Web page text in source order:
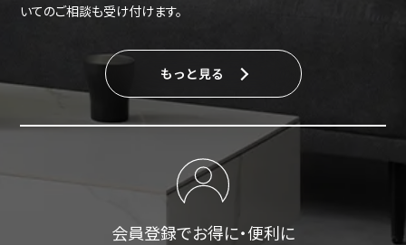
いてのご相談も受け付けます。
もっと見る
会員登録でお得に・便利に